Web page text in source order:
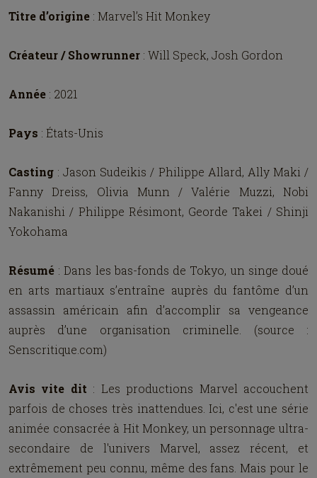
Titre d’origine : Marvel’s Hit Monkey
Créateur / Showrunner : Will Speck, Josh Gordon
Année : 2021
Pays : États-Unis
Casting : Jason Sudeikis / Philippe Allard, Ally Maki /
Fanny Dreiss, Olivia Munn / Valérie Muzzi, Nobi
Nakanishi / Philippe Résimont, Georde Takei / Shinji
Yokohama
Résumé : Dans les bas-fonds de Tokyo, un singe doué
en arts martiaux s’entraîne auprès du fantôme d’un
assassin américain afin d’accomplir sa vengeance
auprès d’une organisation criminelle. (source :
Senscritique.com)
Avis vite dit : Les productions Marvel accouchent
parfois de choses très inattendues. Ici, c'est une série
animée consacrée à Hit Monkey, un personnage ultra-
secondaire de l'univers Marvel, assez récent, et
extrêmement peu connu, même des fans. Mais pour le